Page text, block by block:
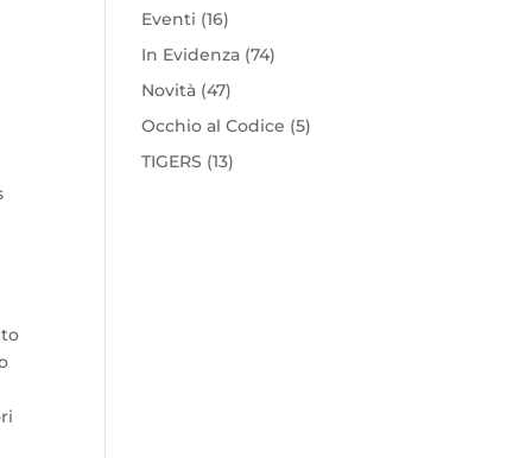
Eventi (16)
In Evidenza (74)
Novità (47)
Occhio al Codice (5)
TIGERS (13)